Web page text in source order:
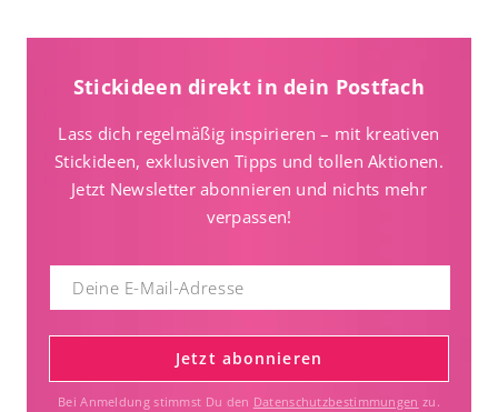
Stickideen direkt in dein Postfach
Lass dich regelmäßig inspirieren – mit kreativen
Stickideen, exklusiven Tipps und tollen Aktionen.
Jetzt Newsletter abonnieren und nichts mehr
verpassen!
Jetzt abonnieren
Bei Anmeldung stimmst Du den Datenschutzbestimmungen zu.